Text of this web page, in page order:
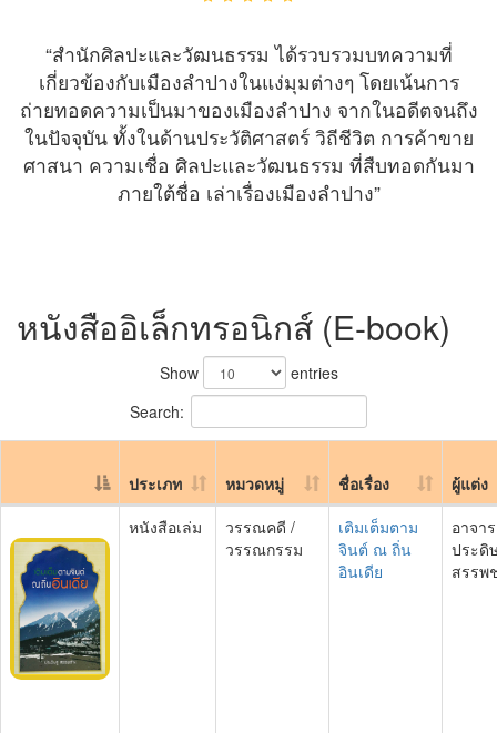
“สำนักศิลปะและวัฒนธรรม ได้รวบรวมบทความที่
เกี่ยวข้องกับเมืองลำปางในแง่มุมต่างๆ โดยเน้นการ
ถ่ายทอดความเป็นมาของเมืองลำปาง จากในอดีตจนถึง
ในปัจจุบัน ทั้งในด้านประวัติศาสตร์ วิถีชีวิต การค้าขาย
ศาสนา ความเชื่อ ศิลปะและวัฒนธรรม ที่สืบทอดกันมา
ภายใต้ชื่อ เล่าเรื่องเมืองลำปาง”
หนังสืออิเล็กทรอนิกส์ (E-book)
Show
entries
Search:
ประเภท หมวดหมู่ ชื่อเรื่อง
ผู้แต่ง
หนังสือเล่ม
วรรณคดี /
วรรณกรรม
เติมเต็มตาม
จินต์ ณ ถิ่น
อินเดีย
อาจา
ประดิ
สรรพ